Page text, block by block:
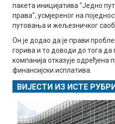
пакета иницијатива "Једно
права", усмјереног на
путовања и жељезничког
Он је додао да је прави
горива и то доводи до тога да
компанија отказује одређена
финансијски исплатива.
ВИЈЕСТИ ИЗ ИСТЕ